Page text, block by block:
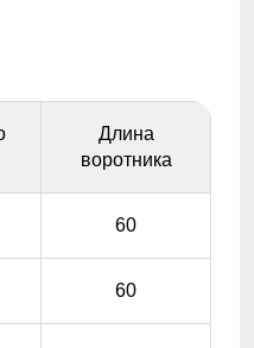
безопасное
удобному
Длина
воротника
60
60